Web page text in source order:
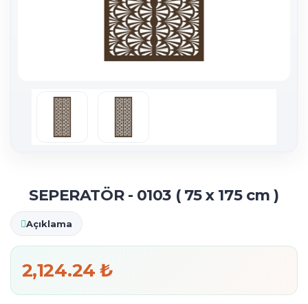
SEPERATÖR - 0103 ( 75 x 175 cm )
Açıklama
2,124.24 ₺